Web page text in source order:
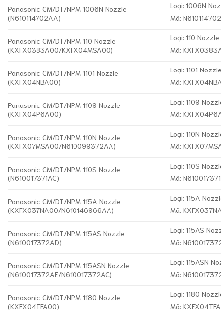
Panasonic CM/DT/NPM 1006N Nozzle
(N610114702AA)
Loại: 1006N
Mã:
Panasonic CM/DT/NPM 110 Nozzle
(KXFX0383A00/KXFX04MSA00)
Loại: 110 Nozzle
Mã:
Panasonic CM/DT/NPM 1101 Nozzle
(KXFX04NBA00)
Loại: 1101
Mã:
Panasonic CM/DT/NPM 1109 Nozzle
(KXFX04P6A00)
Loại: 1109
Mã:
Panasonic CM/DT/NPM 110N Nozzle
(KXFX07MSA00/N610099372AA)
Loại: 110N
Mã:
Panasonic CM/DT/NPM 110S Nozzle
(N610017371AC)
Loại: 110S
Mã:
Panasonic CM/DT/NPM 115A Nozzle
(KXFX037NA00/N610146966AA)
Loại: 115A
Mã:
Panasonic CM/DT/NPM 115AS Nozzle
(N610017372AD)
Loại: 115AS
Mã:
Panasonic CM/DT/NPM 115ASN Nozzle
(N610017372AE/N610017372AC)
Loại: 115ASN
Mã:
Panasonic CM/DT/NPM 1180 Nozzle
(KXFX04TFA00)
Loại: 1180
Mã: